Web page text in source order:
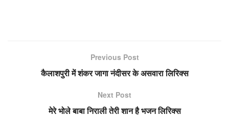
Previous Post
कैलाशपुरी में शंकर जागा नंदीसर के असवारा लिरिक्स
Next Post
मेरे भोले बाबा निराली तेरी शान है भजन लिरिक्स